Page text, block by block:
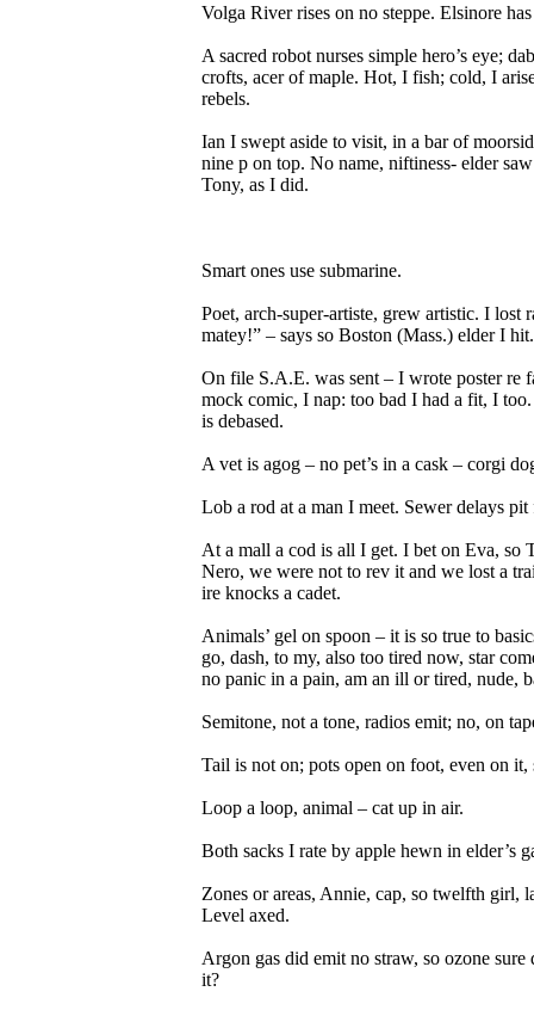
Volga River rises on no steppe. Elsinore
A sacred robot nurses simple hero’s eye;
crofts, acer of maple. Hot, I fish; cold, I
rebels.
Ian I swept aside to visit, in a bar of
nine p on top. No name, niftiness- elder
Tony, as I did.
Smart ones use submarine.
Poet, arch-super-artiste, grew artistic. I lost
matey!” – says so Boston (Mass.) elder I hit.
On file S.A.E. was sent – I wrote poster re
mock comic, I nap: too bad I had a fit, I
is debased.
A vet is agog – no pet’s in a cask – corgi
Lob a rod at a man I meet. Sewer delays
At a mall a cod is all I get. I bet on Eva, so
Nero, we were not to rev it and we lost a
ire knocks a cadet.
Animals’ gel on spoon – it is so true to
go, dash, to my, also too tired now, star
no panic in a pain, am an ill or tired, nude,
Semitone, not a tone, radios emit; no, on
Tail is not on; pots open on foot, even on it,
Loop a loop, animal – cat up in air.
Both sacks I rate by apple hewn in elder’s
Zones or areas, Annie, cap, so twelfth girl,
Level axed.
Argon gas did emit no straw, so ozone
it?